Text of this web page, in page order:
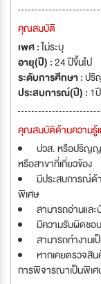
คุณสมบัติ
เพศ :ไม่ระบุ
อายุ(ปี) :24 ปีขึ้นไป
ระดับการศึกษา :ปริ
ประสบการณ์(ปี) : 1
คุณสมบัติด้านความรู้
ปวส. หรือปริญญ
หรือสาขาที่เกี่ยวข้อง
มีประสบการณ์ด้
พิเศษ
สามารถอ่านแล
มีความรับผิดชอ
สามารถทำงานเ
หากเคยตรวจสิ
การพิจารณาเป็นพิเ